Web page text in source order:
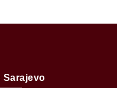
Sarajevo